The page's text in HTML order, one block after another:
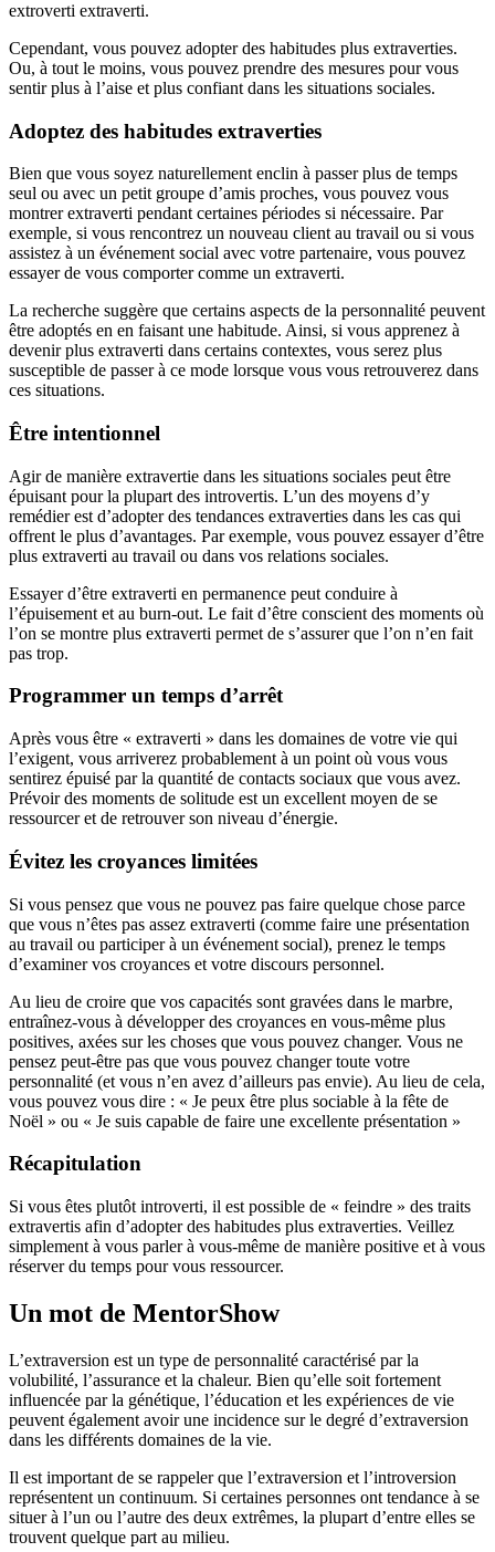
extroverti extraverti.
Cependant, vous pouvez adopter des habitudes plus extraverties.
Ou, à tout le moins, vous pouvez prendre des mesures pour vous
sentir plus à l’aise et plus confiant dans les situations sociales.
Adoptez des habitudes extraverties
Bien que vous soyez naturellement enclin à passer plus de temps
seul ou avec un petit groupe d’amis proches, vous pouvez vous
montrer extraverti pendant certaines périodes si nécessaire. Par
exemple, si vous rencontrez un nouveau client au travail ou si vous
assistez à un événement social avec votre partenaire, vous pouvez
essayer de vous comporter comme un extraverti.
La recherche suggère que certains aspects de la personnalité peuvent
être adoptés en en faisant une habitude. Ainsi, si vous apprenez à
devenir plus extraverti dans certains contextes, vous serez plus
susceptible de passer à ce mode lorsque vous vous retrouverez dans
ces situations.
Être intentionnel
Agir de manière extravertie dans les situations sociales peut être
épuisant pour la plupart des introvertis. L’un des moyens d’y
remédier est d’adopter des tendances extraverties dans les cas qui
offrent le plus d’avantages. Par exemple, vous pouvez essayer d’être
plus extraverti au travail ou dans vos relations sociales.
Essayer d’être extraverti en permanence peut conduire à
l’épuisement et au burn-out. Le fait d’être conscient des moments où
l’on se montre plus extraverti permet de s’assurer que l’on n’en fait
pas trop.
Programmer un temps d’arrêt
Après vous être « extraverti » dans les domaines de votre vie qui
l’exigent, vous arriverez probablement à un point où vous vous
sentirez épuisé par la quantité de contacts sociaux que vous avez.
Prévoir des moments de solitude est un excellent moyen de se
ressourcer et de retrouver son niveau d’énergie.
Évitez les croyances limitées
Si vous pensez que vous ne pouvez pas faire quelque chose parce
que vous n’êtes pas assez extraverti (comme faire une présentation
au travail ou participer à un événement social), prenez le temps
d’examiner vos croyances et votre discours personnel.
Au lieu de croire que vos capacités sont gravées dans le marbre,
entraînez-vous à développer des croyances en vous-même plus
positives, axées sur les choses que vous pouvez changer. Vous ne
pensez peut-être pas que vous pouvez changer toute votre
personnalité (et vous n’en avez d’ailleurs pas envie). Au lieu de cela,
vous pouvez vous dire : « Je peux être plus sociable à la fête de
Noël » ou « Je suis capable de faire une excellente présentation »
Récapitulation
Si vous êtes plutôt introverti, il est possible de « feindre » des traits
extravertis afin d’adopter des habitudes plus extraverties. Veillez
simplement à vous parler à vous-même de manière positive et à vous
réserver du temps pour vous ressourcer.
Un mot de MentorShow
L’extraversion est un type de personnalité caractérisé par la
volubilité, l’assurance et la chaleur. Bien qu’elle soit fortement
influencée par la génétique, l’éducation et les expériences de vie
peuvent également avoir une incidence sur le degré d’extraversion
dans les différents domaines de la vie.
Il est important de se rappeler que l’extraversion et l’introversion
représentent un continuum. Si certaines personnes ont tendance à se
situer à l’un ou l’autre des deux extrêmes, la plupart d’entre elles se
trouvent quelque part au milieu.